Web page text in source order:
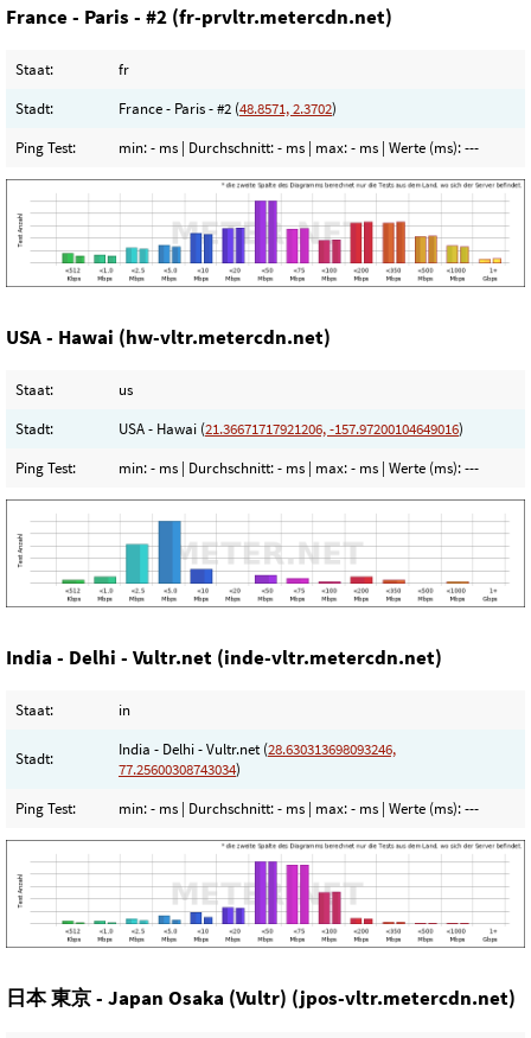
France - Paris - #2 (fr-prvltr.metercdn.net)
Staat:
fr
Stadt:
France - Paris - #2 (48.8571, 2.3702)
Ping Test:
min:- ms | Durchschnitt:- ms | max:- ms | Werte (ms):---
USA - Hawai (hw-vltr.metercdn.net)
Staat:
us
Stadt:
USA - Hawai (21.36671717921206, -157.97200104649016)
Ping Test:
min:- ms | Durchschnitt:- ms | max:- ms | Werte (ms):---
India - Delhi - Vultr.net (inde-vltr.metercdn.net)
Staat: in
Stadt: India - Delhi - Vultr.net (28.630313698093246,
77.25600308743034)
Ping Test:
min:- ms | Durchschnitt:- ms | max:- ms | Werte (ms):---
日本 東京 - Japan Osaka (Vultr) (jpos-vltr.metercdn.net)